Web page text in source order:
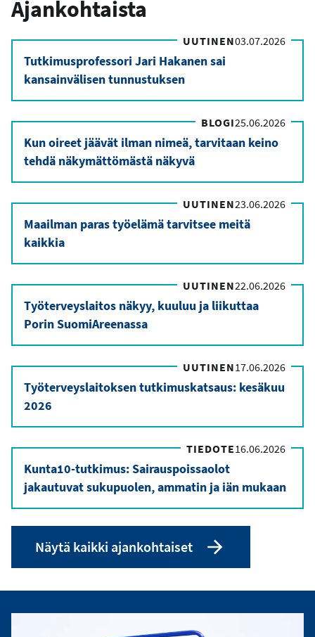
Ajankohtaista
UUTINEN03.07.2026
Tutkimusprofessori Jari Hakanen sai
kansainvälisen tunnustuksen
BLOGI25.06.2026
Kun oireet jäävät ilman nimeä, tarvitaan keino
tehdä näkymättömästä näkyvä
UUTINEN23.06.2026
Maailman paras työelämä tarvitsee meitä
kaikkia
UUTINEN22.06.2026
Työterveyslaitos näkyy, kuuluu ja liikuttaa
Porin SuomiAreenassa
UUTINEN17.06.2026
Työterveyslaitoksen tutkimuskatsaus: kesäkuu
2026
TIEDOTE16.06.2026
Kunta10-tutkimus: Sairauspoissaolot
jakautuvat sukupuolen, ammatin ja iän mukaan
Näytä kaikki ajankohtaiset